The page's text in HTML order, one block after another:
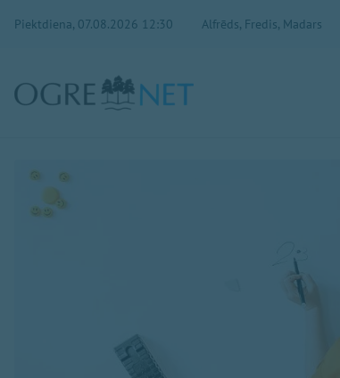
Piektdiena, 07.08.2026 12:30 Alfrēds, Fredis, Madars